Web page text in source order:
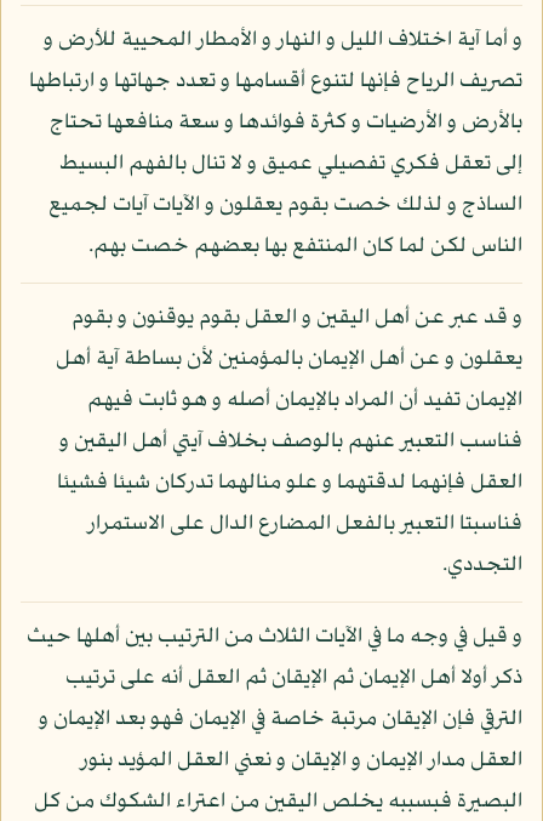
و أما آية اختلاف الليل و النهار و الأمطار المحيية للأرض و
تصريف الرياح فإنها لتنوع أقسامها و تعدد جهاتها و ارتباطها
بالأرض و الأرضيات و كثرة فوائدها و سعة منافعها تحتاج
إلى تعقل فكري تفصيلي عميق و لا تنال بالفهم البسيط
الساذج و لذلك خصت بقوم يعقلون و الآيات آيات لجميع
الناس لكن لما كان المنتفع بها بعضهم خصت بهم.
و قد عبر عن أهل اليقين و العقل بقوم يوقنون و بقوم
يعقلون و عن أهل الإيمان بالمؤمنين لأن بساطة آية أهل
الإيمان تفيد أن المراد بالإيمان أصله و هو ثابت فيهم
فناسب التعبير عنهم بالوصف بخلاف آيتي أهل اليقين و
العقل فإنهما لدقتهما و علو منالهما تدركان شيئا فشيئا
فناسبتا التعبير بالفعل المضارع الدال على الاستمرار
التجددي.
و قيل في وجه ما في الآيات الثلاث من الترتيب بين أهلها حيث
ذكر أولا أهل الإيمان ثم الإيقان ثم العقل أنه على ترتيب
الترقي فإن الإيقان مرتبة خاصة في الإيمان فهو بعد الإيمان و
العقل مدار الإيمان و الإيقان و نعني العقل المؤيد بنور
البصيرة فبسببه يخلص اليقين من اعتراء الشكوك من كل